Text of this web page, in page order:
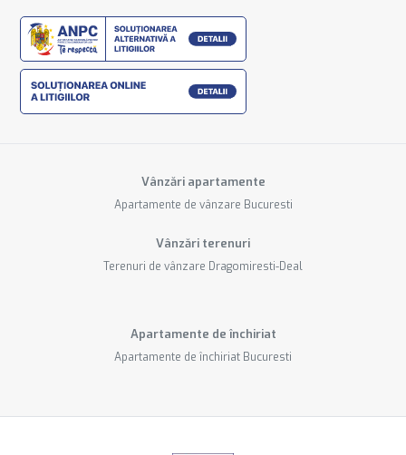
Vânzări apartamente
Apartamente de vânzare Bucuresti
Vânzări terenuri
Terenuri de vânzare Dragomiresti-Deal
Apartamente de închiriat
Apartamente de închiriat Bucuresti